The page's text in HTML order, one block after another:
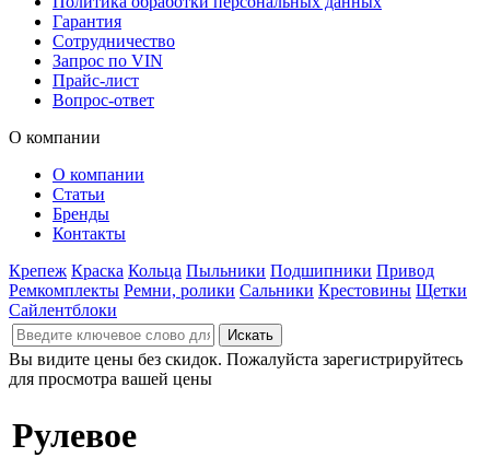
Гарантия
Сотрудничество
Запрос по VIN
Прайс-лист
Вопрос-ответ
О компании
О компании
Статьи
Бренды
Контакты
Крепеж Краска Кольца Пыльники Подшипники Привод
Ремкомплекты Ремни, ролики Сальники Крестовины Щетки
Сайлентблоки
Вы видите цены без скидок. Пожалуйста зарегистрируйтесь
для просмотра вашей цены
Рулевое